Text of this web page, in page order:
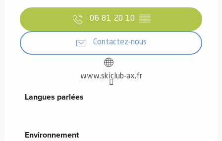
06 81 20 10 ▒▒
Contactez-nous
www.skiclub-ax.fr
Langues parlées
Langues parlées
Environnement
Environnement